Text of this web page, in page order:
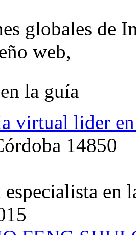
globales de
web,
la guía
virtual lider
14850
especialista en